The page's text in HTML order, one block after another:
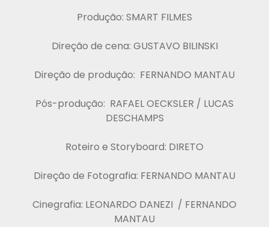
Produção: SMART FILMES
Direção de cena: GUSTAVO BILINSKI
Direção de produção: FERNANDO MANTAU
Pós-produção: RAFAEL OECKSLER / LUCAS
DESCHAMPS
Roteiro e Storyboard: DIRETO
Direção de Fotografia: FERNANDO MANTAU
Cinegrafia: LEONARDO DANEZI / FERNANDO
MANTAU